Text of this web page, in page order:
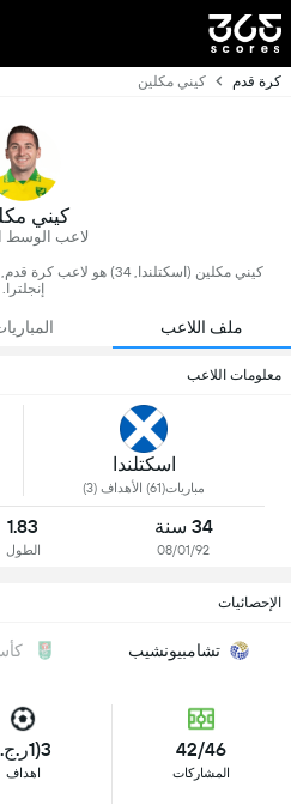
كرة قدم كيني مكلين
كيني
لاعب الوسط
كيني مكلين (اسكتلندا,
إنجلترا.
ملف اللاعب
معلومات اللاعب
اسكتلندا
مباريات(61) الأهداف (3)
34 سنة
08/01/92
1.83
الطول
الإحصائيات
تشامبيونشيب
42/46
المشاركات
3(1ر.ج.)
اهداف